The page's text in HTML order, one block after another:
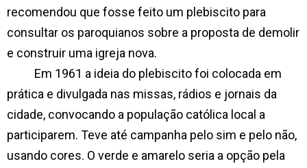
recomendou que fosse feito um plebiscito para
consultar os paroquianos sobre a proposta de demolir
e construir uma igreja nova.
Em 1961 a ideia do plebiscito foi colocada em
prática e divulgada nas missas, rádios e jornais da
cidade, convocando a população católica local a
participarem. Teve até campanha pelo sim e pelo não,
usando cores. O verde e amarelo seria a opção pela